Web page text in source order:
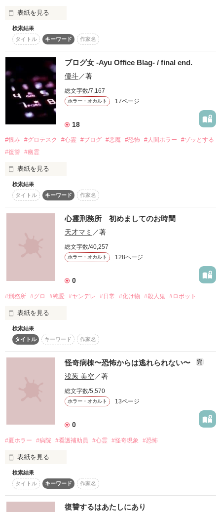
表紙を見る
妹を助けるため、一人危険な心霊スポットへむかう――。
作品を読む
検索結果
タイトル
キーワード 作家名
ブログ女 -Ayu Office Blag- / final end.
優斗／著
総文字数/7,167
ホラー・オカルト 17ページ
18
#恨み #グロテスク #心霊 #ブログ #悪魔 #恐怖 #人間ホラー
#ゾッとする
#復讐 #幽霊
表紙を見る
― 悪魔との契約規定 ―
一、契約は絶対である。
契約が締結された瞬間より、その効力は魂の深淵に刻まれ、い
かなる存在もこれを破棄・変更することはできない。
二、悪魔が滅びぬ限り、契約は永劫に有効である。
り、条項は不変のまま続行される。
三、無効は許されない。
この契約に署名した瞬間、契約者は己の運命を悪魔へ委ねたも
のとみなし、いかなる理由、状況、願いも、契約の無効を主張
する根拠とはならない。逃亡も拒絶も、許されず、契約終了日
までは絶対に死ねない。
四、対価の徴収は必然である。
契約締結よりニ十年後、悪魔は契約者の「最も大切なもの」と
契約者の魂を奪う。契約者の大切なもの… それが命であるか、
愛であるか、絆であるかはその悪魔の裁量による。
検索結果
タイトル
キーワード 作家名
心霊刑務所 初めましてのお時間
天才マミ ／著
総文字数/40,257
ホラー・オカルト 128ページ
0
#刑務所 #グロ #純愛 #ヤンデレ #日常 #化け物 #殺人鬼 #ロボット
表紙を見る
この物語は元マーヤ＆ミールそして天才マミの作品です。突然
作品を削除したこと深く反省しております。今後ともよろしく
お願いいたします。
森の奥にたたずむ大きく不気味な建物。恐ろしい噂が後を絶た
ないこの建物は、実はちゃんとした刑務所なのだ。しかし、そ
こに住む囚人と看守には恐ろしい秘密があって？！
個性豊かな囚人と看守がお送りする、真新しい刑務所で起きる
きっと、あなたの何かが変わる…
検索結果
タイトル
キーワード 作家名
怪奇病棟〜恐怖からは逃れられない〜 完
浅葱 美空／著
総文字数/5,570
ホラー・オカルト 13ページ
0
#夏ホラー #病院 #看護補助員 #心霊 #怪奇現象 #恐怖
表紙を見る
検索結果
タイトル
キーワード 作家名
復讐するはあたしにあり